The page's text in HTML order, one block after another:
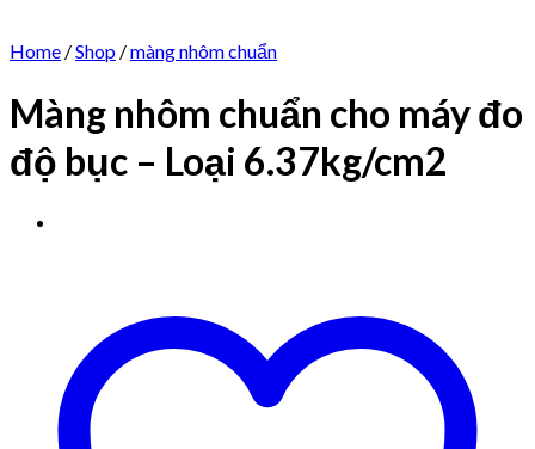
Home /Shop /màng nhôm chuẩn
Màng nhôm chuẩn cho máy đo
độ bục – Loại 6.37kg/cm2